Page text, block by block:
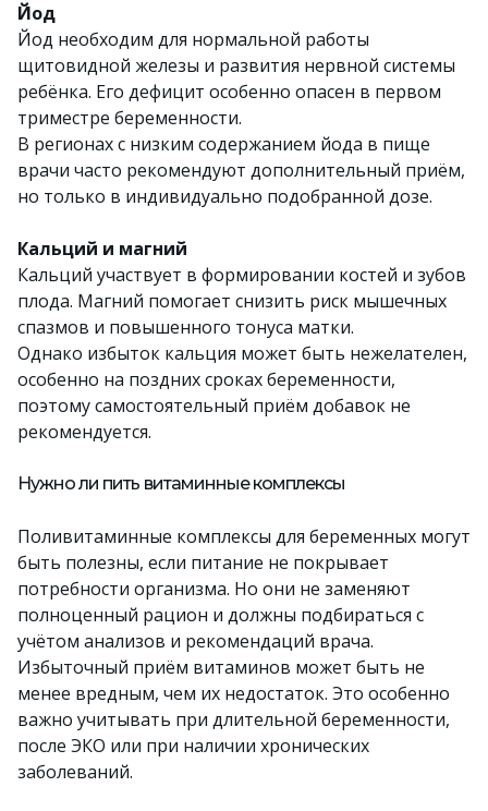
Йод
Йод необходим для нормальной работы
щитовидной железы и развития нервной системы
ребёнка. Его дефицит особенно опасен в первом
триместре беременности.
В регионах с низким содержанием йода в пище
врачи часто рекомендуют дополнительный приём,
но только в индивидуально подобранной дозе.
Кальций и магний
Кальций участвует в формировании костей и зубов
плода. Магний помогает снизить риск мышечных
спазмов и повышенного тонуса матки.
Однако избыток кальция может быть нежелателен,
особенно на поздних сроках беременности,
поэтому самостоятельный приём добавок не
рекомендуется.
Нужно ли пить витаминные комплексы
Поливитаминные комплексы для беременных могут
быть полезны, если питание не покрывает
потребности организма. Но они не заменяют
полноценный рацион и должны подбираться с
учётом анализов и рекомендаций врача.
Избыточный приём витаминов может быть не
менее вредным, чем их недостаток. Это особенно
важно учитывать при длительной беременности,
после ЭКО или при наличии хронических
заболеваний.